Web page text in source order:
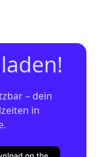
– dein
in